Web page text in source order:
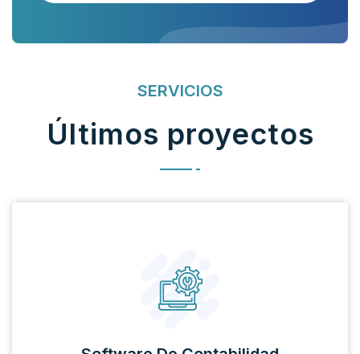
SERVICIOS
Últimos proyectos